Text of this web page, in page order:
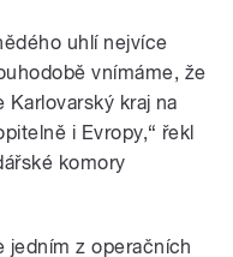
uhlí nejvíce
vnímáme, že
kraj na
i Evropy,“ řekl
komory
jedním z operačních